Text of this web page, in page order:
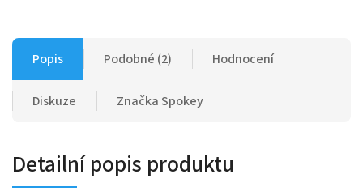
Popis Podobné (2) Hodnocení
Diskuze ZnačkaSpokey
Detailní popis produktu